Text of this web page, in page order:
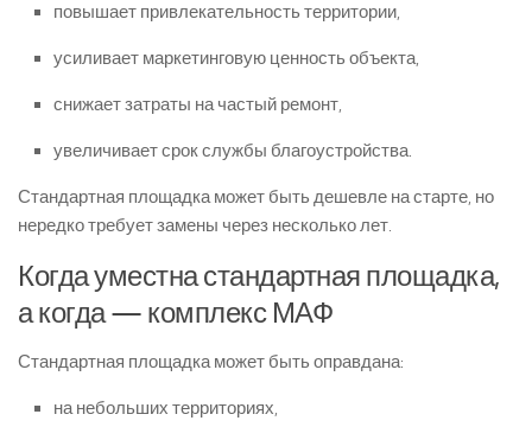
повышает привлекательность территории,
усиливает маркетинговую ценность объекта,
снижает затраты на частый ремонт,
увеличивает срок службы благоустройства.
Стандартная площадка может быть дешевле на старте, но
нередко требует замены через несколько лет.
Когда уместна стандартная площадка,
а когда — комплекс МАФ
Стандартная площадка может быть оправдана:
на небольших территориях,